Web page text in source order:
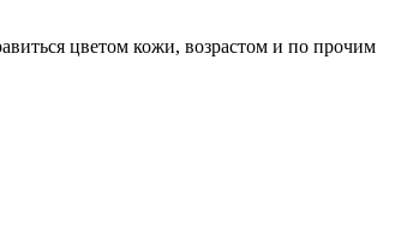
цветом кожи, возрастом и по прочим